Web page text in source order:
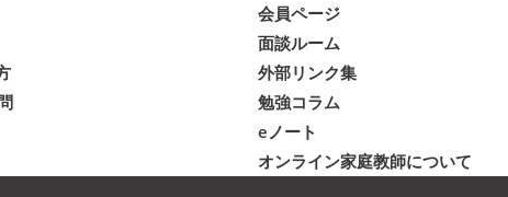
会員ページ
面談ルーム
外部リンク集
勉強コラム
eノート
オンライン家庭教師について